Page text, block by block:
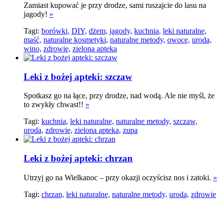
Zamiast kupować je przy drodze, sami ruszajcie do lasu na
jagody! »
Tagi: borówki, DIY, dżem, jagody, kuchnia, leki naturalne,
maść, naturalne kosmetyki, naturalne metody, owoce, uroda,
wino, zdrowie, zielona apteka
Leki z bożej apteki: szczaw
Spotkasz go na łące, przy drodze, nad wodą. Ale nie myśl, że
to zwykły chwast!! »
Tagi: kuchnia, leki naturalne, naturalne metody, szczaw,
uroda, zdrowie, zielona apteka, zupa
Leki z bożej apteki: chrzan
Utrzyj go na Wielkanoc – przy okazji oczyścisz nos i zatoki. »
Tagi: chrzan, leki naturalne, naturalne metody, uroda, zdrowie